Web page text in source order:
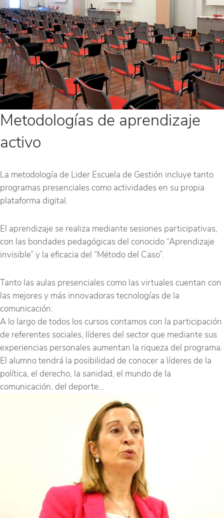
Metodologías de aprendizaje
activo
La metodología de Lider Escuela de Gestión incluye tanto
programas presenciales como actividades en su propia
plataforma digital.
El aprendizaje se realiza mediante sesiones participativas,
con las bondades pedagógicas del conocido “Aprendizaje
invisible” y la eficacia del “Método del Caso”.
Tanto las aulas presenciales como las virtuales cuentan con
las mejores y más innovadoras tecnologías de la
comunicación.
A lo largo de todos los cursos contamos con la participación
de referentes sociales, líderes del sector que mediante sus
experiencias personales aumentan la riqueza del programa.
El alumno tendrá la posibilidad de conocer a líderes de la
política, el derecho, la sanidad, el mundo de la
comunicación, del deporte…